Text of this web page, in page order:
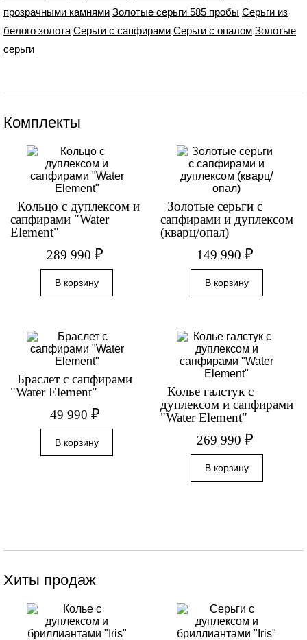
прозрачными камнями Золотые серьги 585 пробы Серьги из
белого золота Серьги с сапфирами Серьги с опалом Золотые
серьги
Комплекты
Кольцо с дуплексом и
сапфирами "Water
Element"
289 990₽
Золотые серьги с
сапфирами и дуплексом
(кварц/опал)
149 990 ₽
Браслет с сапфирами
"Water Element"
49 990₽
Колье галстук с
дуплексом и сапфирами
"Water Element"
269 990 ₽
Хиты продаж